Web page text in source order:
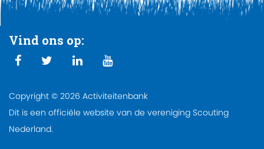
Vind ons op:
Copyright © 2026 Activiteitenbank
Dit is een officiële website van de vereniging Scouting
Nederland.